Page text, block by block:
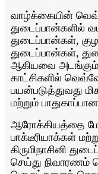
வாழ்க்கையின்
துடைப்பான்களில்
துடைப்பான்கள்,
துடைப்பான்கள்,
ஆகியவை
காட்சிகளில்
பயன்படுத்துவது
மற்றும்
ஆரோக்கியத்தை
பாக்டீரியாக்கள்
கிருமிநாசினி
செய்து நிவாரணம்